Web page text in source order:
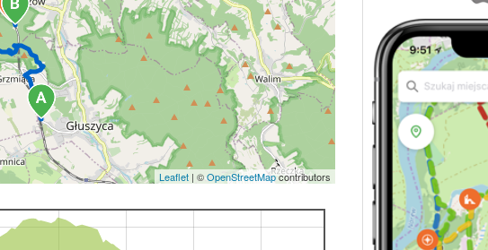
Leaflet | ©OpenStreetMapcontributors